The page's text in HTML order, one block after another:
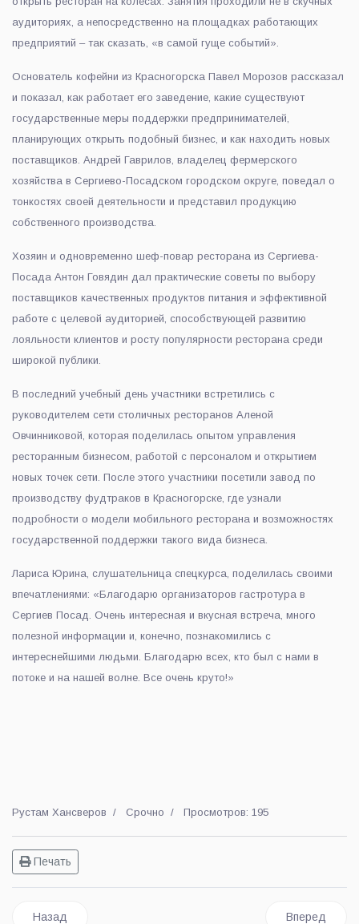
аудиториях, а непосредственно на площадках работающих
предприятий – так сказать, «в самой гуще событий».
Основатель кофейни из Красногорска Павел Морозов рассказал
и показал, как работает его заведение, какие существуют
государственные меры поддержки предпринимателей,
планирующих открыть подобный бизнес, и как находить новых
поставщиков. Андрей Гаврилов, владелец фермерского
хозяйства в Сергиево-Посадском городском округе, поведал о
тонкостях своей деятельности и представил продукцию
собственного производства.
Хозяин и одновременно шеф-повар ресторана из Сергиева-
Посада Антон Говядин дал практические советы по выбору
поставщиков качественных продуктов питания и эффективной
работе с целевой аудиторией, способствующей развитию
лояльности клиентов и росту популярности ресторана среди
широкой публики.
В последний учебный день участники встретились с
руководителем сети столичных ресторанов Аленой
Овчинниковой, которая поделилась опытом управления
ресторанным бизнесом, работой с персоналом и открытием
новых точек сети. После этого участники посетили завод по
производству фудтраков в Красногорске, где узнали
подробности о модели мобильного ресторана и возможностях
государственной поддержки такого вида бизнеса.
Лариса Юрина, слушательница спецкурса, поделилась своими
впечатлениями: «Благодарю организаторов гастротура в
Сергиев Посад. Очень интересная и вкусная встреча, много
полезной информации и, конечно, познакомились с
интереснейшими людьми. Благодарю всех, кто был с нами в
потоке и на нашей волне. Все очень круто!»
Рустам Хансверов Срочно Просмотров: 195
Печать
Предыдущий: Более 190 медалей завоевали люберецкие
Назад Вперед